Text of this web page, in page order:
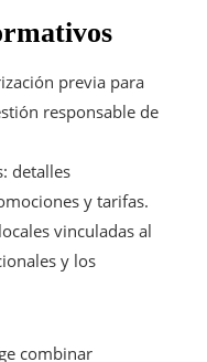
previa para
responsable de
detalles
y tarifas.
vinculadas al
y los
combinar